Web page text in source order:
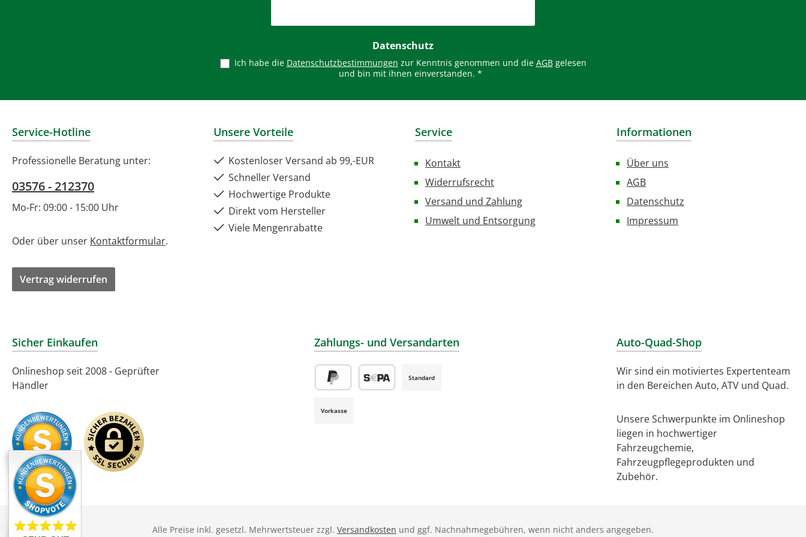
Vitamin Fördert die Fähigkeit der
juckreizlindernd und
AnwendungAuf die sauberen
auftragen.INHALTSSTOFFE (INCI):
Aqua, Cetearyl Alcohol, Glycerin,
Isopropyl Palmitate, Lanolin,
Polysorbate 60, Sorbitan
Stearate, Caprylyl Glycol,
Parfum, Panthenol, Propylene
Glycol, Citric Acid, Aloe
Barbadensis, Sodium Hydroxide.
Datenschutz
Ich habe die Datenschutzbestimmungen zur Kenntnis genommen und die AGBgelesen
und bin mit ihnen einverstanden. *
Service-Hotline
Professionelle Beratung unter:
03576 - 212370
Mo-Fr: 09:00 - 15:00 Uhr
Oder über unser Kontaktformular.
Vertrag widerrufen
Unsere Vorteile
Kostenloser Versand ab 99,-EUR
Schneller Versand
Hochwertige Produkte
Direkt vom Hersteller
Viele Mengenrabatte
Service
Kontakt
Widerrufsrecht
Versand und Zahlung
Umwelt und Entsorgung
Informationen
Über uns
AGB
Datenschutz
Impressum
Sicher Einkaufen
Onlineshop seit 2008 - Geprüfter
Händler
Zahlungs- und Versandarten
Vorkasse
Standard
Auto-Quad-Shop
Wir sind ein motiviertes Expertenteam
in den Bereichen Auto, ATV und Quad.
Unsere Schwerpunkte im Onlineshop
liegen in hochwertiger
Fahrzeugchemie,
Fahrzeugpflegeprodukten und
Zubehör.
Alle Preise inkl. gesetzl. Mehrwertsteuer zzgl. Versandkosten und ggf. Nachnahmegebühren, wenn nicht anders angegeben.